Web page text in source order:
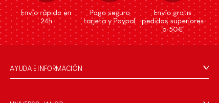
Envío rápido en
24h
Pago seguro
tarjeta y Paypal
Envío gratis
pedidos superiores
a 50€
AYUDA E INFORMACIÓN
Preguntas más frecuentes